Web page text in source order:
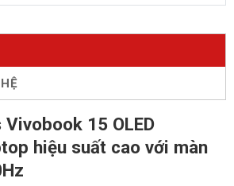
15 OLED
hiệu suất cao với màn